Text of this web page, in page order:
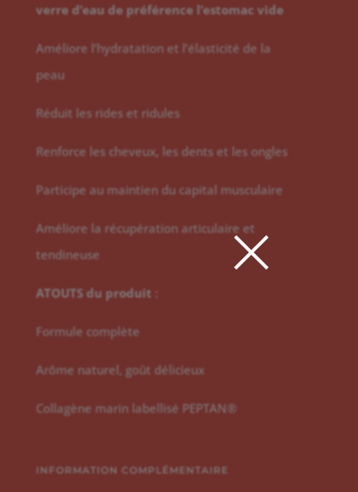
verre d’eau de préférence l’estomac vide
Améliore l’hydratation et l’élasticité de la
peau
Réduit les rides et ridules
Renforce les cheveux, les dents et les ongles
Participe au maintien du capital musculaire
Améliore la récupération articulaire et
tendineuse
ATOUTS du produit
Formule complète
Arôme naturel, goût délicieux
Collagène marin labellisé PEPTAN®
INFORMATION COMPLÉMENTAIRE
×